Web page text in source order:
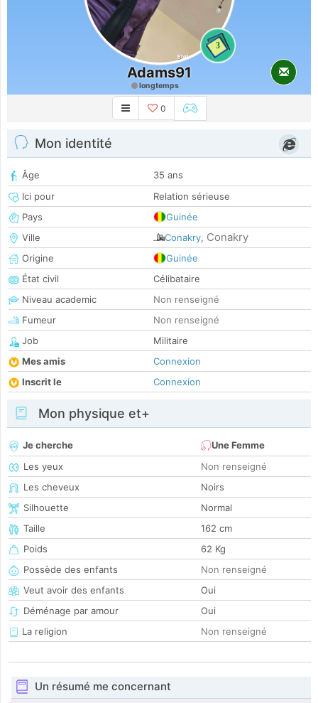
3
Adams91
longtemps
0
Mon identité
Âge
35 ans
Ici pour
Relation sérieuse
Pays
Guinée
Ville
Conakry, Conakry
Origine
Guinée
État civil
Célibataire
Niveau academic
Non renseigné
Fumeur
Non renseigné
Job
Militaire
Mes amis
Connexion
Inscrit le
Connexion
Mon physique et+
Je cherche
Une Femme
Les yeux
Non renseigné
Les cheveux
Noirs
Silhouette
Normal
Taille
162 cm
Poids
62 Kg
Possède des enfants
Non renseigné
Veut avoir des enfants
Oui
Déménage par amour
Oui
La religion
Non renseigné
Un résumé me concernant